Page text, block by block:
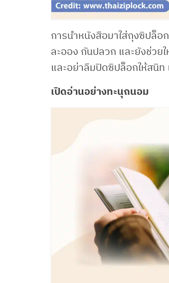
การนำหนังสือมาใส่ถุงซิปล็อ
ละออง กันปลวก และยังช่วย
และอย่าลืมปิดซิปล็อกให้สนิท
เปิดอ่านอย่างทะนุถนอม